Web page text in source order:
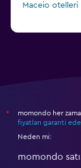
Maceio otelleri
*
momondo her
fiyatları garanti
Neden mi:
momondo